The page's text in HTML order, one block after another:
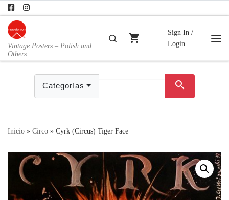
Skip to content
Vintage Posters – Polish and
Others
Buscar
shopping_cart
Sign In /
Login
Categorías search
Inicio » Circo » Cyrk (Circus) Tiger Face